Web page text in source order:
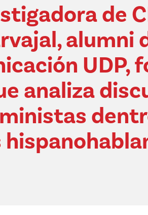
de
alumni
UDP,
analiza